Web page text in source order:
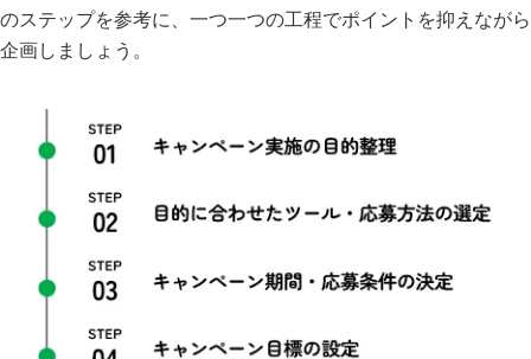
のステップを参考に、一つ一つの工程でポイントを抑えながら
企画しましょう。